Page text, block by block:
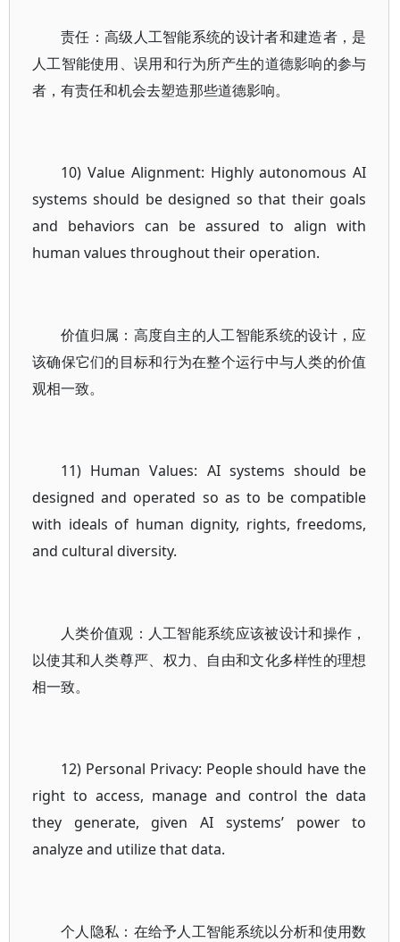
责任：高级人工智能系统的设计者和建造者，是
人工智能使用、误用和行为所产生的道德影响的参与
者，有责任和机会去塑造那些道德影响。
10) Value Alignment: Highly autonomous AI
systems should be designed so that their goals
and behaviors can be assured to align with
human values throughout their operation.
价值归属：高度自主的人工智能系统的设计，应
该确保它们的目标和行为在整个运行中与人类的价值
观相一致。
11) Human Values: AI systems should be
designed and operated so as to be compatible
with ideals of human dignity, rights, freedoms,
and cultural diversity.
人类价值观：人工智能系统应该被设计和操作，
以使其和人类尊严、权力、自由和文化多样性的理想
相一致。
12) Personal Privacy: People should have the
right to access, manage and control the data
they generate, given AI systems’ power to
analyze and utilize that data.
个人隐私：在给予人工智能系统以分析和使用数